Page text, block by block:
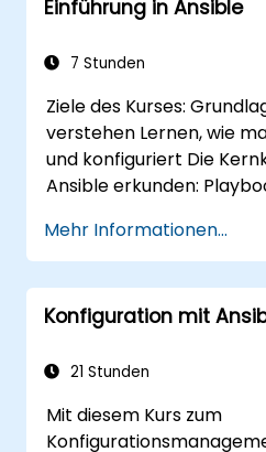
Einführung in Ansible
7 Stunden
Ziele des Kurses: Grundlagen von Ansible
verstehen Lernen, wie
und konfiguriert Die
Ansible erkunden:
Ansible implementieren
ausführen, um Remote-
und zu automatisieren
Mehr Informationen...
Konfiguration mit
21 Stunden
Mit diesem Kurs zum